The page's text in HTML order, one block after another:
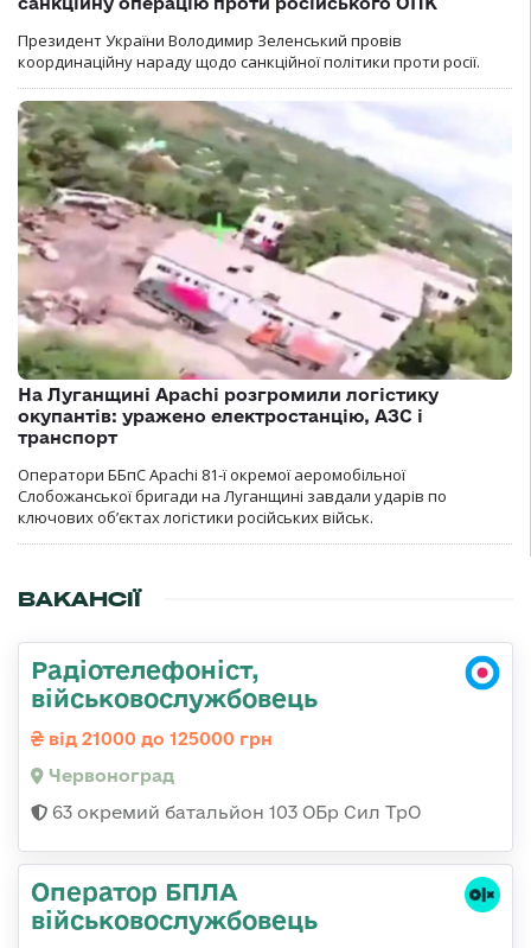
Президент України Володимир Зеленський провів
координаційну нараду щодо санкційної політики проти росії.
На Луганщині Apachi розгромили логістику
окупантів: уражено електростанцію, АЗС і
транспорт
Оператори ББпС Apachi 81-ї окремої аеромобільної
Слобожанської бригади на Луганщині завдали ударів по
ключових об’єктах логістики російських військ.
ВАКАНСІЇ
Радіотелефоніст,
військовослужбовець
від 21000 до 125000 грн
Червоноград
63 окремий батальйон 103 ОБр Сил ТрО
Оператор БПЛА
військовослужбовець